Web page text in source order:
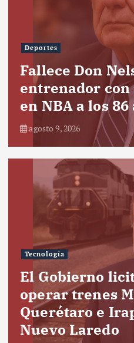
Deportes
Fallece Don
entrenador
en NBA a los 86
agosto 9, 2026
Tecnología
El Gobierno
operar trenes
Querétaro e
Nuevo Laredo